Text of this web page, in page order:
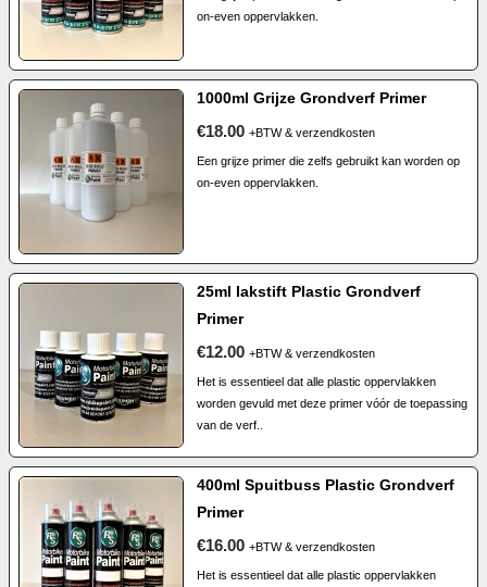
on-even oppervlakken.
1000ml Grijze Grondverf Primer
€18.00 +BTW & verzendkosten
Een grijze primer die zelfs gebruikt kan worden op
on-even oppervlakken.
25ml lakstift Plastic Grondverf
Primer
€12.00 +BTW & verzendkosten
Het is essentieel dat alle plastic oppervlakken
worden gevuld met deze primer vóór de toepassing
van de verf..
400ml Spuitbuss Plastic Grondverf
Primer
€16.00 +BTW & verzendkosten
Het is essentieel dat alle plastic oppervlakken